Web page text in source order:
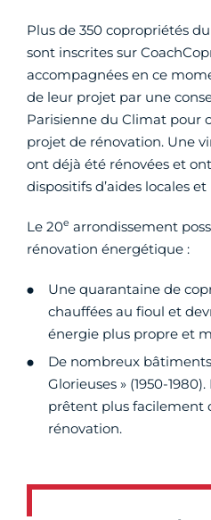
Plus de 350 copropriétés
sont inscrites sur
accompagnées en ce
de leur projet par une
Parisienne du Climat pour
projet de rénovation. Une
ont déjà été rénovées et
dispositifs d’aides locales
Le 20e arrondissement
rénovation énergétique :
Une quarantaine de
chauffées au fioul et
énergie plus propre et
De nombreux
Glorieuses » (1950-
prêtent plus facilement
rénovation.